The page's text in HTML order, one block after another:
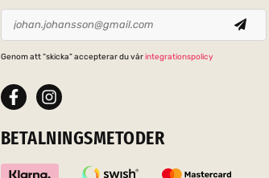
Genom att “skicka” accepterar du vårintegrationspolicy
BETALNINGSMETODER